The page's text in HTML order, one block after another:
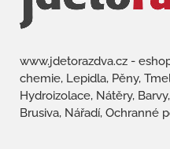
www.jdetorazdva.cz -
chemie, Lepidla, Pěny,
Hydroizolace, Nátěry,
Brusiva, Nářadí, Ochranné